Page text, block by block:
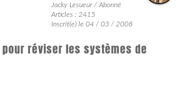
Jacky Lesueur / Abonné
Articles : 2415
Inscrit(e) le 04 / 03 / 2008
réviser les systèmes de